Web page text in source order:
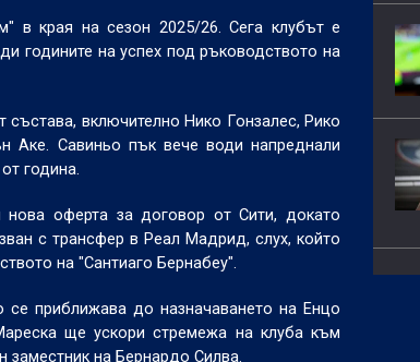
в края на сезон 2025/26. Сега клубът е
годините на успех под ръководството на
включително Нико Гонзалес, Рико
Савиньо пък вече води напреднали
година.
оферта за договор от Сити, докато
с трансфер в Реал Мадрид, слух, който
на "Сантиаго Бернабеу".
приближава до назначаването на Енцо
ще ускори стремежа на клуба към
заместник на Бернардо Силва.